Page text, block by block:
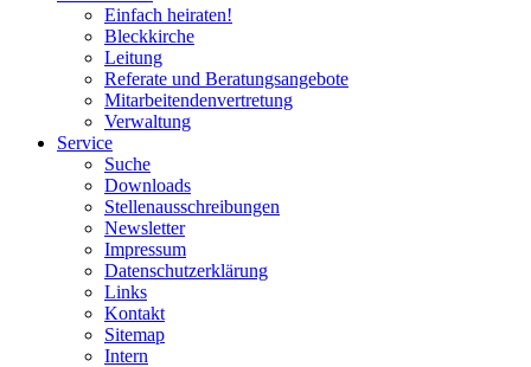
Einfach heiraten!
Bleckkirche
Leitung
Referate und Beratungsangebote
Mitarbeitendenvertretung
Verwaltung
Service
Suche
Downloads
Stellenausschreibungen
Newsletter
Impressum
Datenschutzerklärung
Links
Kontakt
Sitemap
Intern